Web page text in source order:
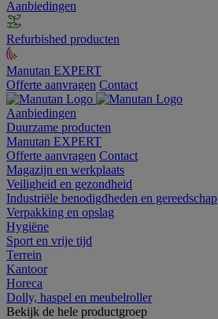
Aanbiedingen
Refurbished producten
Manutan EXPERT
Offerte aanvragen Contact
Aanbiedingen
Duurzame producten
Manutan EXPERT
Offerte aanvragen Contact
Magazijn en werkplaats
Veiligheid en gezondheid
Industriële benodigdheden en gereedschap
Verpakking en opslag
Hygiëne
Sport en vrije tijd
Terrein
Kantoor
Horeca
Dolly, haspel en meubelroller
Bekijk de hele productgroep